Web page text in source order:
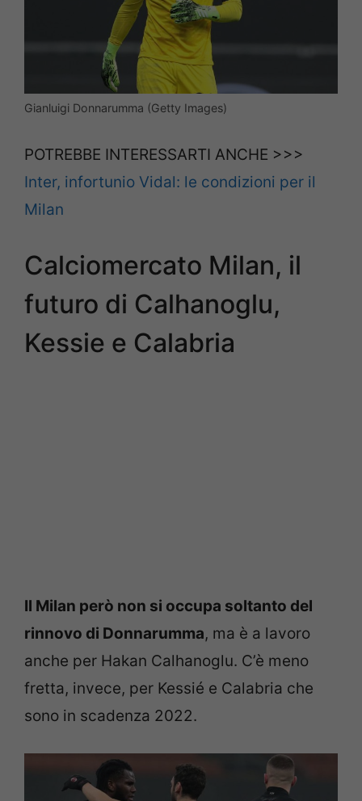
Gianluigi Donnarumma (Getty Images)
POTREBBE INTERESSARTI ANCHE >>>
Inter, infortunio Vidal: le condizioni per il
Milan
Calciomercato Milan, il
futuro di Calhanoglu,
Kessie e Calabria
Il Milan però non si occupa soltanto del
rinnovo di Donnarumma, ma è a lavoro
anche per Hakan Calhanoglu. C’è meno
fretta, invece, per Kessié e Calabria che
sono in scadenza 2022.